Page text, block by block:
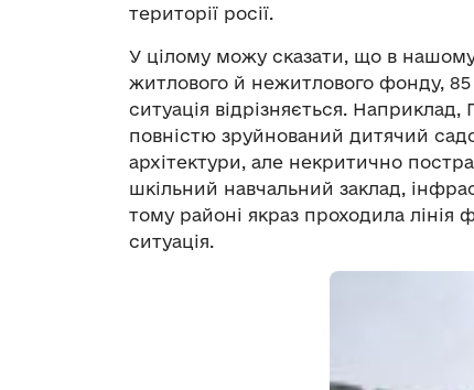
території росії.
У цілому можу сказати, що в нашому
житлового й нежитлового фонду, 85
ситуація відрізняється.
повністю зруйнований дитячий
архітектури, але некритично
шкільний навчальний заклад,
тому районі якраз проходила
ситуація.